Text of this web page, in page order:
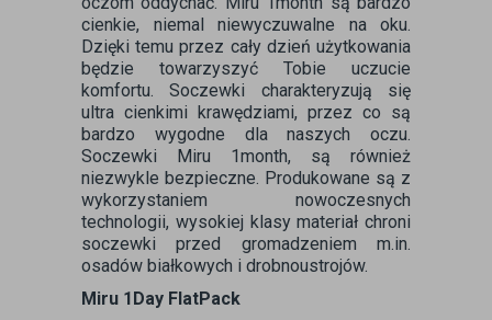
cienkie, niemal niewyczuwalne na oku.
Dzięki temu przez cały dzień użytkowania
będzie towarzyszyć Tobie uczucie
komfortu. Soczewki charakteryzują się
ultra cienkimi krawędziami, przez co są
bardzo wygodne dla naszych oczu.
Soczewki Miru 1month, są również
niezwykle bezpieczne. Produkowane są z
wykorzystaniem nowoczesnych
technologii, wysokiej klasy materiał chroni
soczewki przed gromadzeniem m.in.
osadów białkowych i drobnoustrojów.
Miru 1Day FlatPack